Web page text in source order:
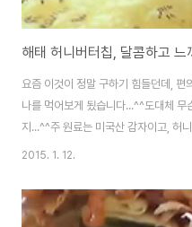
요즘 이것이 정말 구하기 힘들던데, 편
나를 먹어보게 됬습니다...^^도대체 무
지...^^주 원료는 미국산 감자이고, 허
등이 포함되어 있습니다.독특한점은
당류와 나트륨이 낮은편입니다.다만
다.직접 찍어본 동영상인데, 참고해
2015. 1. 12.